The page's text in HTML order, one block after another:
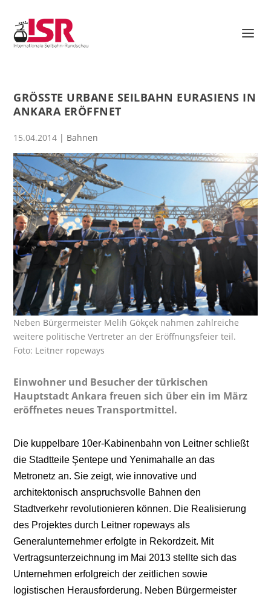
GRÖSSTE URBANE SEILBAHN EURASIENS IN A
NKARA ERÖFFNET
15.04.2014 | Bahnen
Neben Bürgermeister Melih Gökçek nahmen zahlreiche
weitere politische Vertreter an der Eröffnungsfeier teil.
Foto: Leitner ropeways
Einwohner und Besucher der türkischen
Hauptstadt Ankara freuen sich über ein im März
eröffnetes neues Transportmittel.
Die kuppelbare 10er-Kabinenbahn von Leitner schließt
die Stadtteile Şentepe und Yenimahalle an das
Metronetz an. Sie zeigt, wie innovative und
architektonisch anspruchsvolle Bahnen den
Stadtverkehr revolutionieren können. Die Realisierung
des Projektes durch Leitner ropeways als
Generalunternehmer erfolgte in Rekordzeit. Mit
Vertragsunterzeichnung im Mai 2013 stellte sich das
Unternehmen erfolgreich der zeitlichen sowie
logistischen Herausforderung. Neben Bürgermeister